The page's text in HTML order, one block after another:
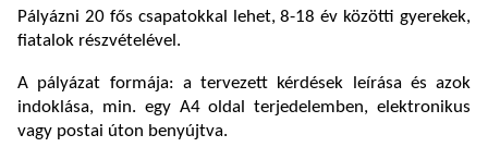
Pályázni 20 fős csapatokkal lehet, 8-18 év közötti gyerekek,
fiatalok részvételével.
A pályázat formája: a tervezett kérdések leírása és azok
indoklása, min. egy A4 oldal terjedelemben, elektronikus
vagy postai úton benyújtva.